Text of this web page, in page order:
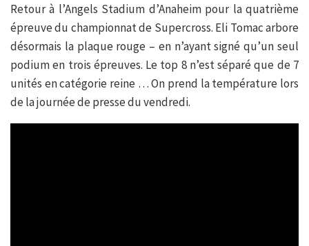
Retour à l’Angels Stadium d’Anaheim pour la quatrième
épreuve du championnat de Supercross. Eli Tomac arbore
désormais la plaque rouge – en n’ayant signé qu’un seul
podium en trois épreuves. Le top 8 n’est séparé que de 7
unités en catégorie reine … On prend la température lors
de la journée de presse du vendredi.